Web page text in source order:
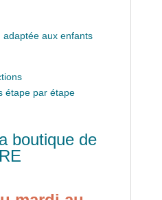
adaptée aux enfants
étape par étape
boutique de